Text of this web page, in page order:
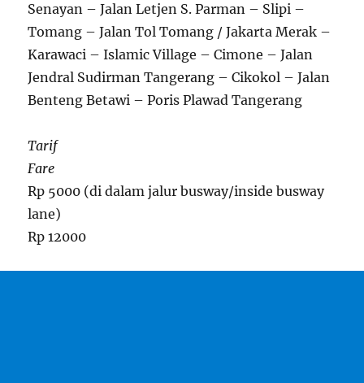
Senayan – Jalan Letjen S. Parman – Slipi –
Tomang – Jalan Tol Tomang / Jakarta Merak –
Karawaci – Islamic Village – Cimone – Jalan
Jendral Sudirman Tangerang – Cikokol – Jalan
Benteng Betawi – Poris Plawad Tangerang
Tarif
Fare
Rp 5000 (di dalam jalur busway/inside busway
lane)
Rp 12000